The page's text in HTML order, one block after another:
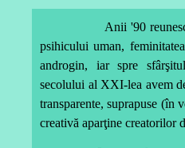
Anii '90 reunesc în
psihicului uman,
androgin, iar spre
secolului al XXI-lea avem
transparente, suprapuse (în
creativă aparţine creatorilor